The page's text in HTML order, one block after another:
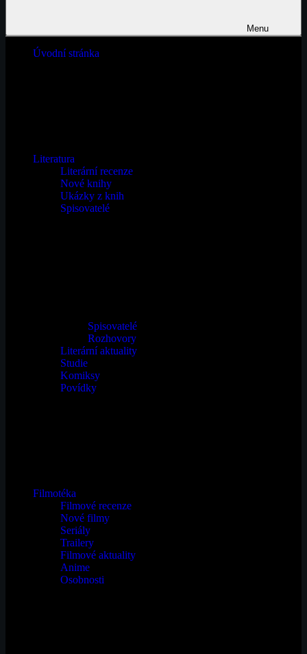
Menu
Úvodní stránka
Literatura
Literární recenze
Nové knihy
Ukázky z knih
Spisovatelé
Spisovatelé
Rozhovory
Literární aktuality
Studie
Komiksy
Povídky
Filmotéka
Filmové recenze
Nové filmy
Seriály
Trailery
Filmové aktuality
Anime
Osobnosti